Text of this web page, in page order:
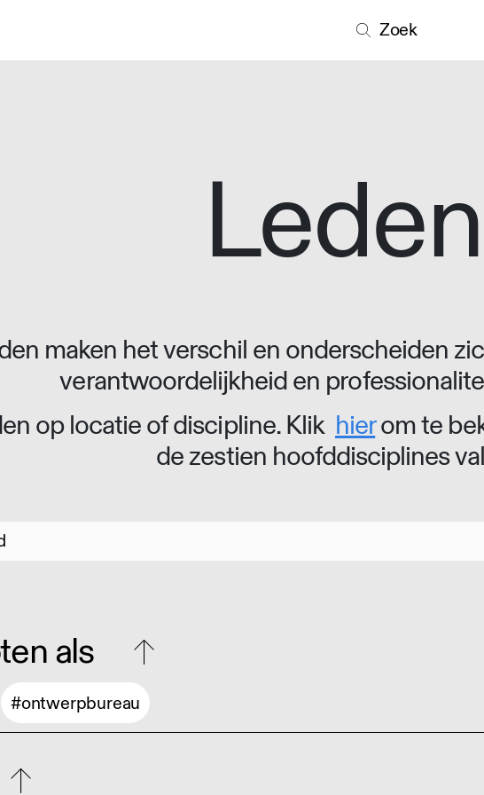
Zoek
Leden
maken het verschil en onderscheiden
verantwoordelijkheid en
op locatie of discipline. Klik hierom te
de zestien hoofddisciplines
als
#ontwerpbureau